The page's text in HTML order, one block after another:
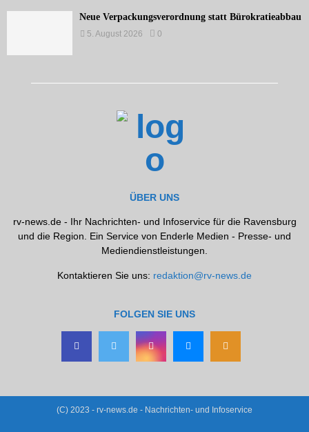
Neue Verpackungsverordnung statt Bürokratieabbau
5. August 2026 0
ÜBER UNS
rv-news.de - Ihr Nachrichten- und Infoservice für die Ravensburg
und die Region. Ein Service von Enderle Medien - Presse- und
Mediendienstleistungen.
Kontaktieren Sie uns: redaktion@rv-news.de
FOLGEN SIE UNS
(C) 2023 - rv-news.de - Nachrichten- und Infoservice